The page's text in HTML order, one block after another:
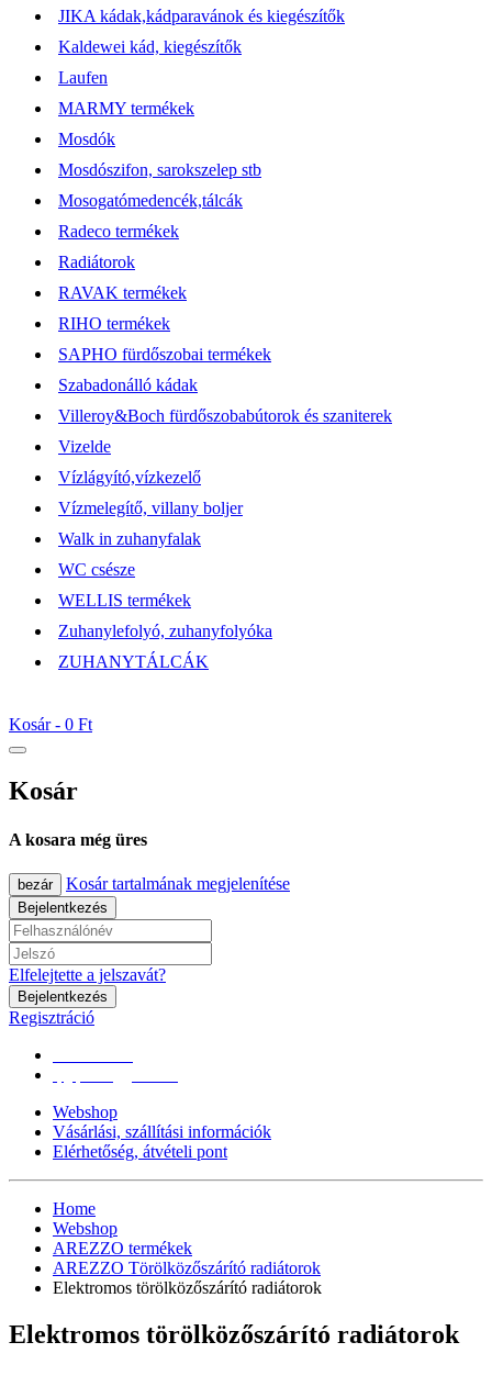
JIKA kádak,kádparavánok és kiegészítők
Kaldewei kád, kiegészítők
Laufen
MARMY termékek
Mosdók
Mosdószifon, sarokszelep stb
Mosogatómedencék,tálcák
Radeco termékek
Radiátorok
RAVAK termékek
RIHO termékek
SAPHO fürdőszobai termékek
Szabadonálló kádak
Villeroy&Boch fürdőszobabútorok és szaniterek
Vizelde
Vízlágyító,vízkezelő
Vízmelegítő, villany boljer
Walk in zuhanyfalak
WC csésze
WELLIS termékek
Zuhanylefolyó, zuhanyfolyóka
ZUHANYTÁLCÁK
Kosár - 0 Ft
Kosár
A kosara még üres
bezár Kosár tartalmának megjelenítése
Bejelentkezés
Elfelejtette a jelszavát?
Bejelentkezés
Regisztráció
Webshop
Vásárlási, szállítási információk
Elérhetőség, átvételi pont
Home
Webshop
AREZZO termékek
AREZZO Törölközőszárító radiátorok
Elektromos törölközőszárító radiátorok
Elektromos törölközőszárító radiátorok